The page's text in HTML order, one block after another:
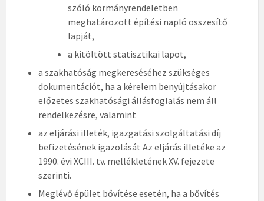
szóló kormányrendeletben
meghatározott építési napló összesítő
lapját,
a kitöltött statisztikai lapot,
a szakhatóság megkereséséhez szükséges
dokumentációt, ha a kérelem benyújtásakor
előzetes szakhatósági állásfoglalás nem áll
rendelkezésre, valamint
az eljárási illeték, igazgatási szolgáltatási díj
befizetésének igazolását Az eljárás illetéke az
1990. évi XCIII. tv. mellékletének XV. fejezete
szerinti.
Meglévő épület bővítése esetén, ha a bővítés